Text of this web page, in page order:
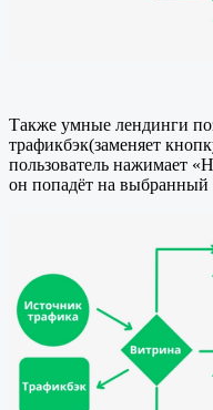
Также умные лендинги
трафикбэк(заменяет
пользователь нажимает
он попадёт на выбранный